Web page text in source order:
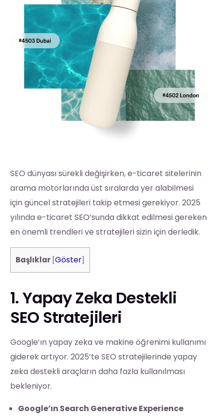
SEO dünyası sürekli değişirken, e-ticaret sitelerinin
arama motorlarında üst sıralarda yer alabilmesi
için güncel stratejileri takip etmesi gerekiyor. 2025
yılında e-ticaret SEO’sunda dikkat edilmesi gereken
en önemli trendleri ve stratejileri sizin için derledik.
Başlıklar [Göster
1. Yapay Zeka Destekli
SEO Stratejileri
Google’ın yapay zeka ve makine öğrenimi kullanımı
giderek artıyor. 2025’te SEO stratejilerinde yapay
zeka destekli araçların daha fazla kullanılması
bekleniyor.
Google’ın Search Generative Experience